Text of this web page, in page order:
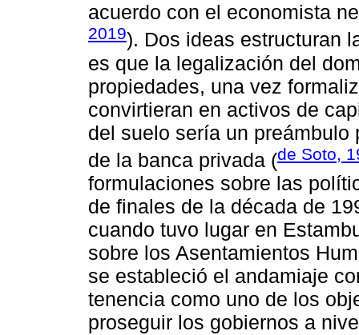
acuerdo con el economista
2019). Dos ideas estructuran
es que la legalización del
propiedades, una vez
convirtieran en activos de
del suelo sería un
de la banca privada (de Soto,
formulaciones sobre las
de finales de la década de
cuando tuvo lugar en
sobre los Asentamientos
se estableció el andamiaje
tenencia como uno de los
proseguir los gobiernos a